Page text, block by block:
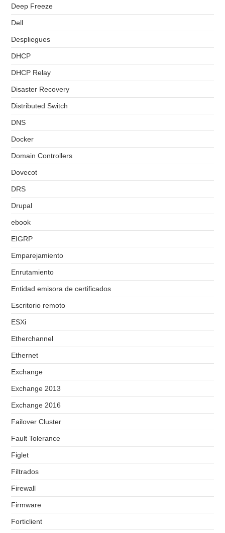
Deep Freeze
Dell
Despliegues
DHCP
DHCP Relay
Disaster Recovery
Distributed Switch
DNS
Docker
Domain Controllers
Dovecot
DRS
Drupal
ebook
EIGRP
Emparejamiento
Enrutamiento
Entidad emisora de certificados
Escritorio remoto
ESXi
Etherchannel
Ethernet
Exchange
Exchange 2013
Exchange 2016
Failover Cluster
Fault Tolerance
Figlet
Filtrados
Firewall
Firmware
Forticlient